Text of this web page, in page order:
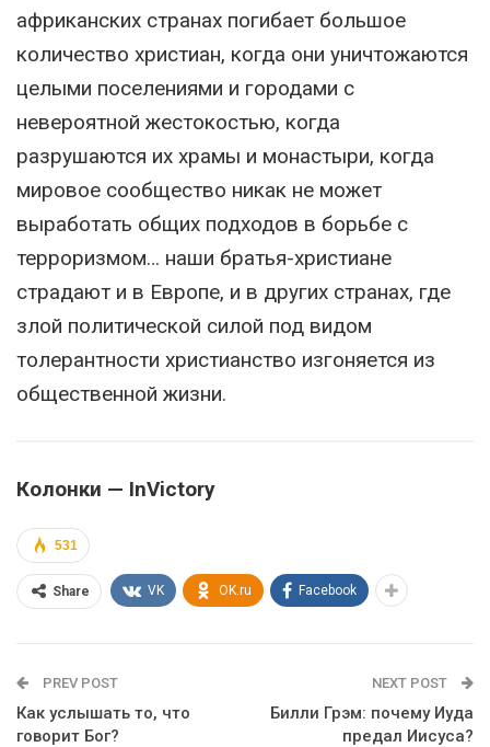
африканских странах погибает большое
количество христиан, когда они уничтожаются
целыми поселениями и городами с
невероятной жестокостью, когда
разрушаются их храмы и монастыри, когда
мировое сообщество никак не может
выработать общих подходов в борьбе с
терроризмом… наши братья-христиане
страдают и в Европе, и в других странах, где
злой политической силой под видом
толерантности христианство изгоняется из
общественной жизни.
Колонки — InVictory
531
Share VK OK.ru Facebook
PREV POST
Как услышать то, что
говорит Бог?
NEXT POST
Билли Грэм: почему Иуда
предал Иисуса?